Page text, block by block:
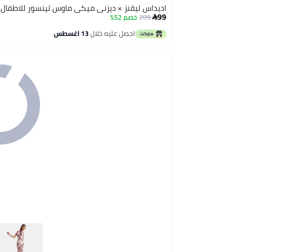
اديداس ليقنز × ديزني ميكي ماوس تينسور للاطفال
99
209 خصم 52%
احصل عليه خلال13 اغسطس